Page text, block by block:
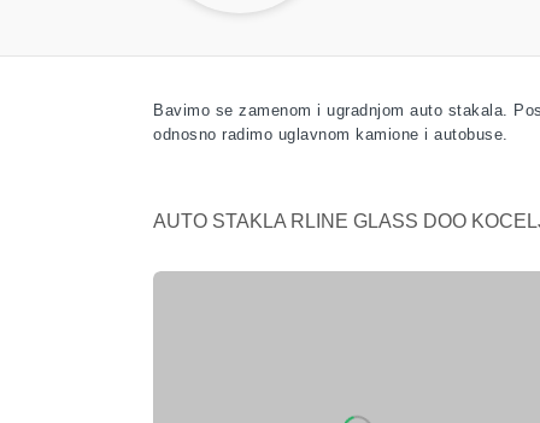
Bavimo se zamenom i ugradnjom auto stakala.
odnosno radimo uglavnom kamione i autobuse.
AUTO STAKLA RLINE GLASS DOO